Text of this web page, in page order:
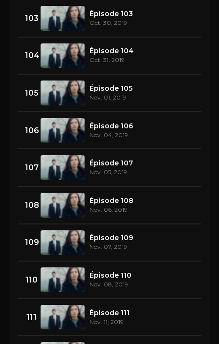
103 Épisode 103
Oct. 30, 2019
104 Épisode 104
Oct. 31, 2019
105 Épisode 105
Nov. 01, 2019
106 Épisode 106
Nov. 04, 2019
107 Épisode 107
Nov. 05, 2019
108 Épisode 108
Nov. 06, 2019
109 Épisode 109
Nov. 07, 2019
110 Épisode 110
Nov. 08, 2019
111 Épisode 111
Nov. 11, 2019